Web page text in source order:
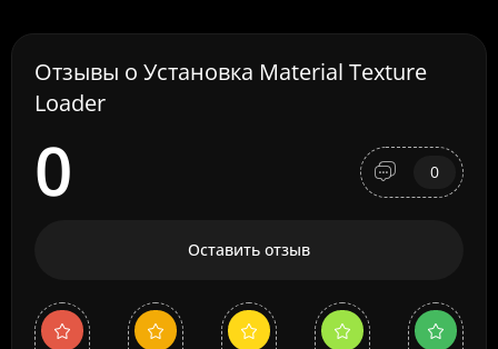
Отзывы о Установка Material Texture
Loader
0 0
Оставить отзыв